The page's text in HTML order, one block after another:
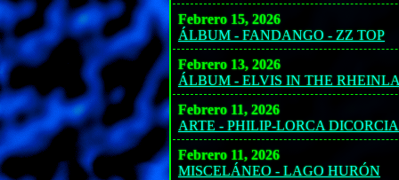
Febrero 15, 2026
ÁLBUM - FANDANGO - ZZ TOP
Febrero 13, 2026
ÁLBUM - ELVIS IN THE
Febrero 11, 2026
ARTE - PHILIP-LORCA DICORCIA
Febrero 11, 2026
MISCELÁNEO - LAGO HURÓN